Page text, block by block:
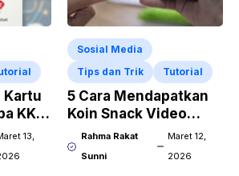
Kartu
KK,
13,
Sosial Media
Tips dan Trik
Tutorial
5 Cara Mendapatkan
Koin Snack Video
dengan Cepat!
Rahma Rakat
Sunni
Maret 12,
2026